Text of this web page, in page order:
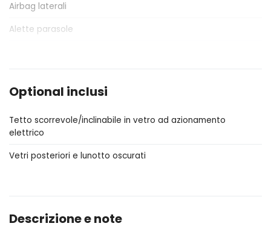
Airbag laterali
Alette parasole
Assistente al parcheggio
Attacchi Isofix per seggiolini
Cerchi in lega
Optional inclusi
Tetto scorrevole/inclinabile in vetro ad azionamento
elettrico
Vetri posteriori e lunotto oscurati
Descrizione e note